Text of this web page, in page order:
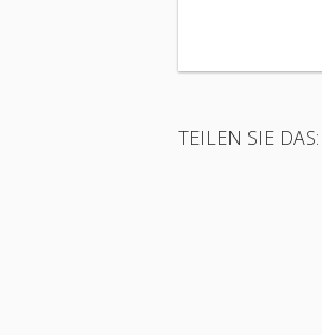
TEILEN SIE DAS: